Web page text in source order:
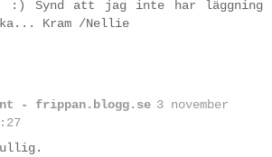
:) Synd att jag inte har läggning
Kram /Nellie
- frippan.blogg.se 3 november